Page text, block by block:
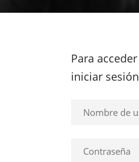
Para
iniciar